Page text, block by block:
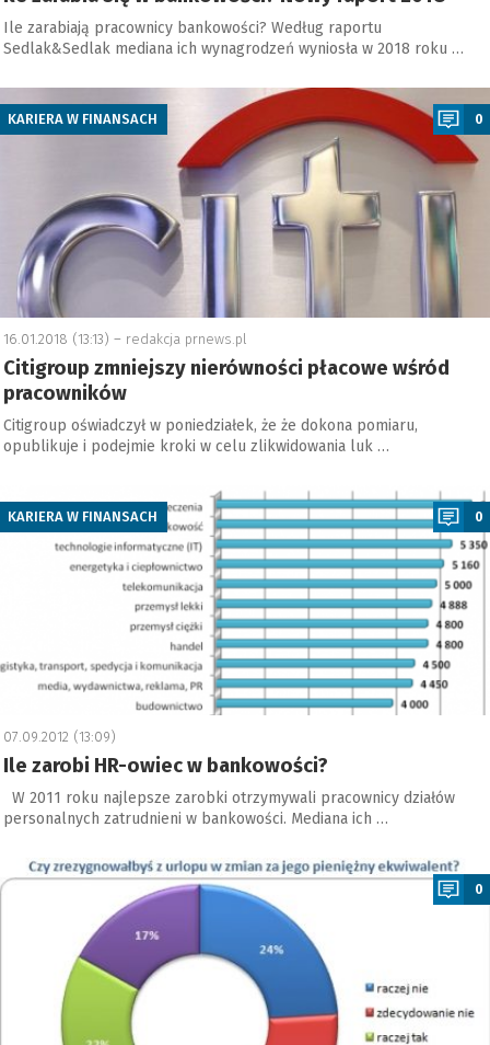
Ile zarabiają pracownicy bankowości? Według raportu
Sedlak&Sedlak mediana ich wynagrodzeń wyniosła w 2018 roku …
KARIERA W FINANSACH 0
16.01.2018 (13:13) – redakcja prnews.pl
Citigroup zmniejszy nierówności płacowe wśród
pracowników
Citigroup oświadczył w poniedziałek, że że dokona pomiaru,
opublikuje i podejmie kroki w celu zlikwidowania luk …
KARIERA W FINANSACH 0
07.09.2012 (13:09)
Ile zarobi HR-owiec w bankowości?
W 2011 roku najlepsze zarobki otrzymywali pracownicy działów
personalnych zatrudnieni w bankowości. Mediana ich …
0